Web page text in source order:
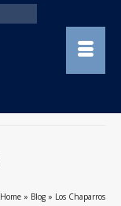
Home » Blog » Los Chaparros